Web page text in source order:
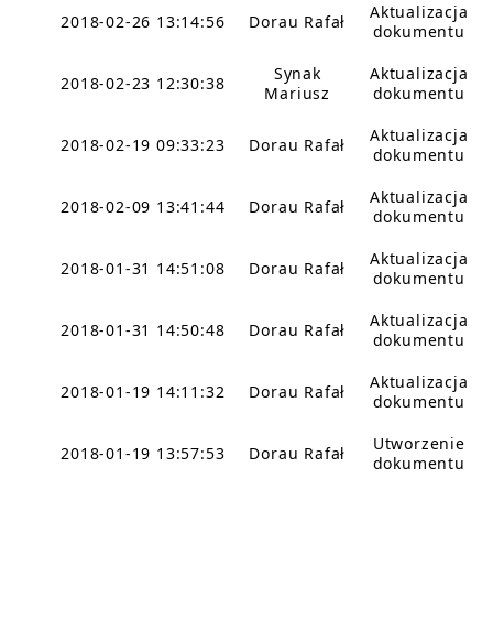
2018-02-26 13:14:56 Dorau Rafał
Aktualizacja
dokumentu
2018-02-23 12:30:38
Synak
Mariusz
Aktualizacja
dokumentu
2018-02-19 09:33:23 Dorau Rafał
Aktualizacja
dokumentu
2018-02-09 13:41:44 Dorau Rafał
Aktualizacja
dokumentu
2018-01-31 14:51:08 Dorau Rafał
Aktualizacja
dokumentu
2018-01-31 14:50:48 Dorau Rafał
Aktualizacja
dokumentu
2018-01-19 14:11:32 Dorau Rafał
Aktualizacja
dokumentu
2018-01-19 13:57:53 Dorau Rafał
Utworzenie
dokumentu